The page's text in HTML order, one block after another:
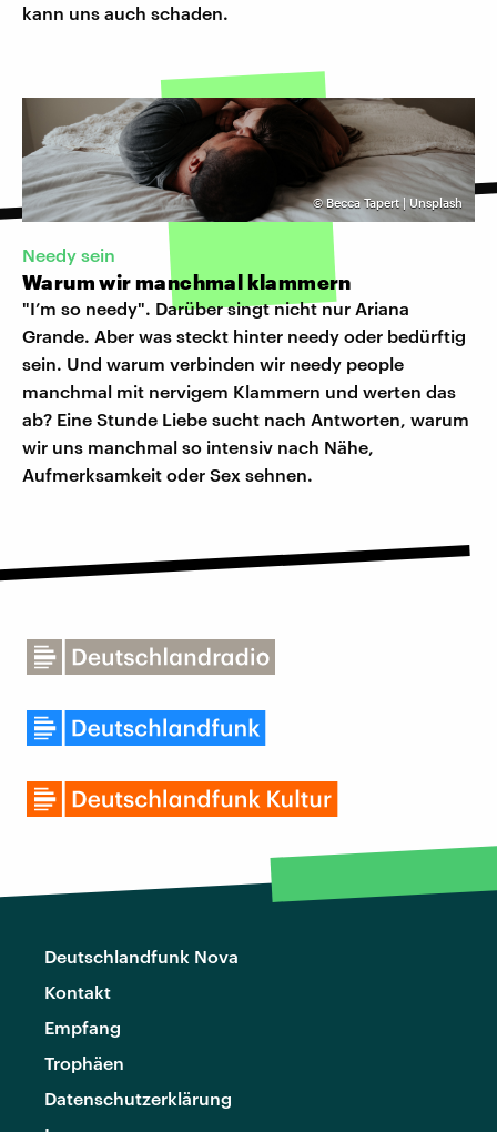
kann uns auch schaden.
©Becca Tapert | Unsplash
Needy sein
Warum wir manchmal klammern
"I’m so needy". Darüber singt nicht nur Ariana
Grande. Aber was steckt hinter needy oder bedürftig
sein. Und warum verbinden wir needy people
manchmal mit nervigem Klammern und werten das
ab? Eine Stunde Liebe sucht nach Antworten, warum
wir uns manchmal so intensiv nach Nähe,
Aufmerksamkeit oder Sex sehnen.
Deutschlandfunk Nova
Kontakt
Empfang
Trophäen
Datenschutzerklärung